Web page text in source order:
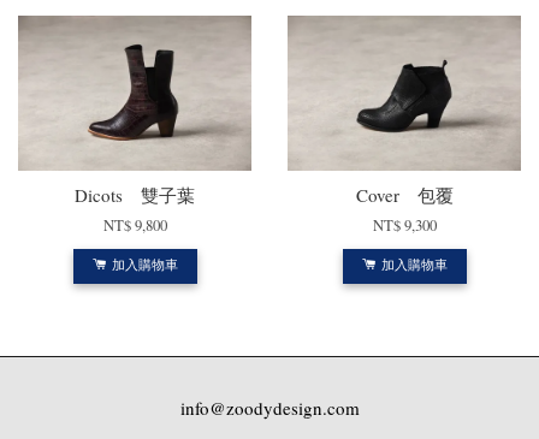
Dicots 雙子葉
NT$ 9,800
加入購物車
Cover 包覆
NT$ 9,300
加入購物車
info@zoodydesign.com